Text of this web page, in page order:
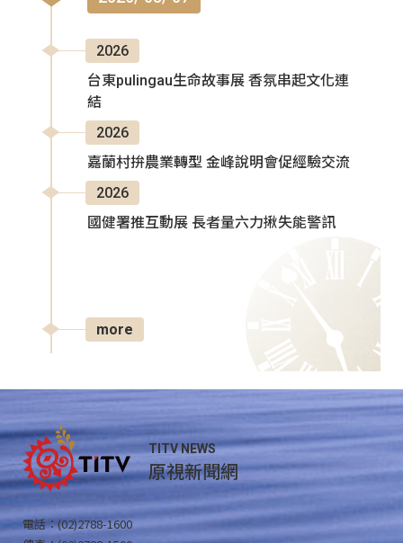
2026
台東pulingau生命故事展 香氛串起文化連
結
2026
嘉蘭村拚農業轉型 金峰說明會促經驗交流
2026
國健署推互動展 長者量六力揪失能警訊
more
TITV NEWS
原視新聞網
電話：(02)2788-1600